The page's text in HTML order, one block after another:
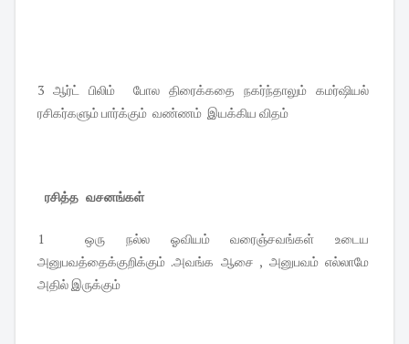
3 ஆர்ட் பிலிம் போல திரைக்கதை நகர்ந்தாலும் கமர்ஷியல்
ரசிகர்களும் பார்க்கும் வண்ணம் இயக்கிய விதம்
ரசித்த வசனங்கள்
1 ஒரு நல்ல ஓவியம் வரைஞ்சவங்கள் உடைய
அனுபவத்தைக்குறிக்கும் .அவங்க ஆசை , அனுபவம் எல்லாமே
அதில் இருக்கும்